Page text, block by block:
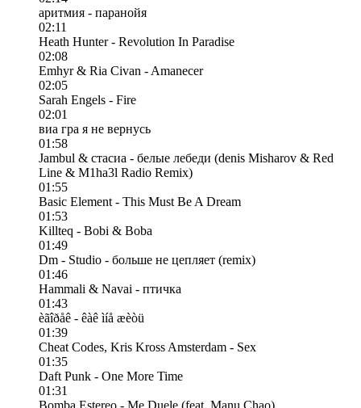
аритмия - паранойя
02:11
Heath Hunter - Revolution In Paradise
02:08
Emhyr & Ria Civan - Amanecer
02:05
Sarah Engels - Fire
02:01
виа гра я не вернусь
01:58
Jambul & стасиа - белые лебеди (denis Misharov & Red
Line & M1ha3l Radio Remix)
01:55
Basic Element - This Must Be A Dream
01:53
Killteq - Bobi & Boba
01:49
Dm - Studio - больше не цепляет (remix)
01:46
Hammali & Navai - птичка
01:43
èãîðåê - êàê ìíå æèòü
01:39
Cheat Codes, Kris Kross Amsterdam - Sex
01:35
Daft Punk - One More Time
01:31
Bomba Estereo - Me Duele (feat. Manu Chao)